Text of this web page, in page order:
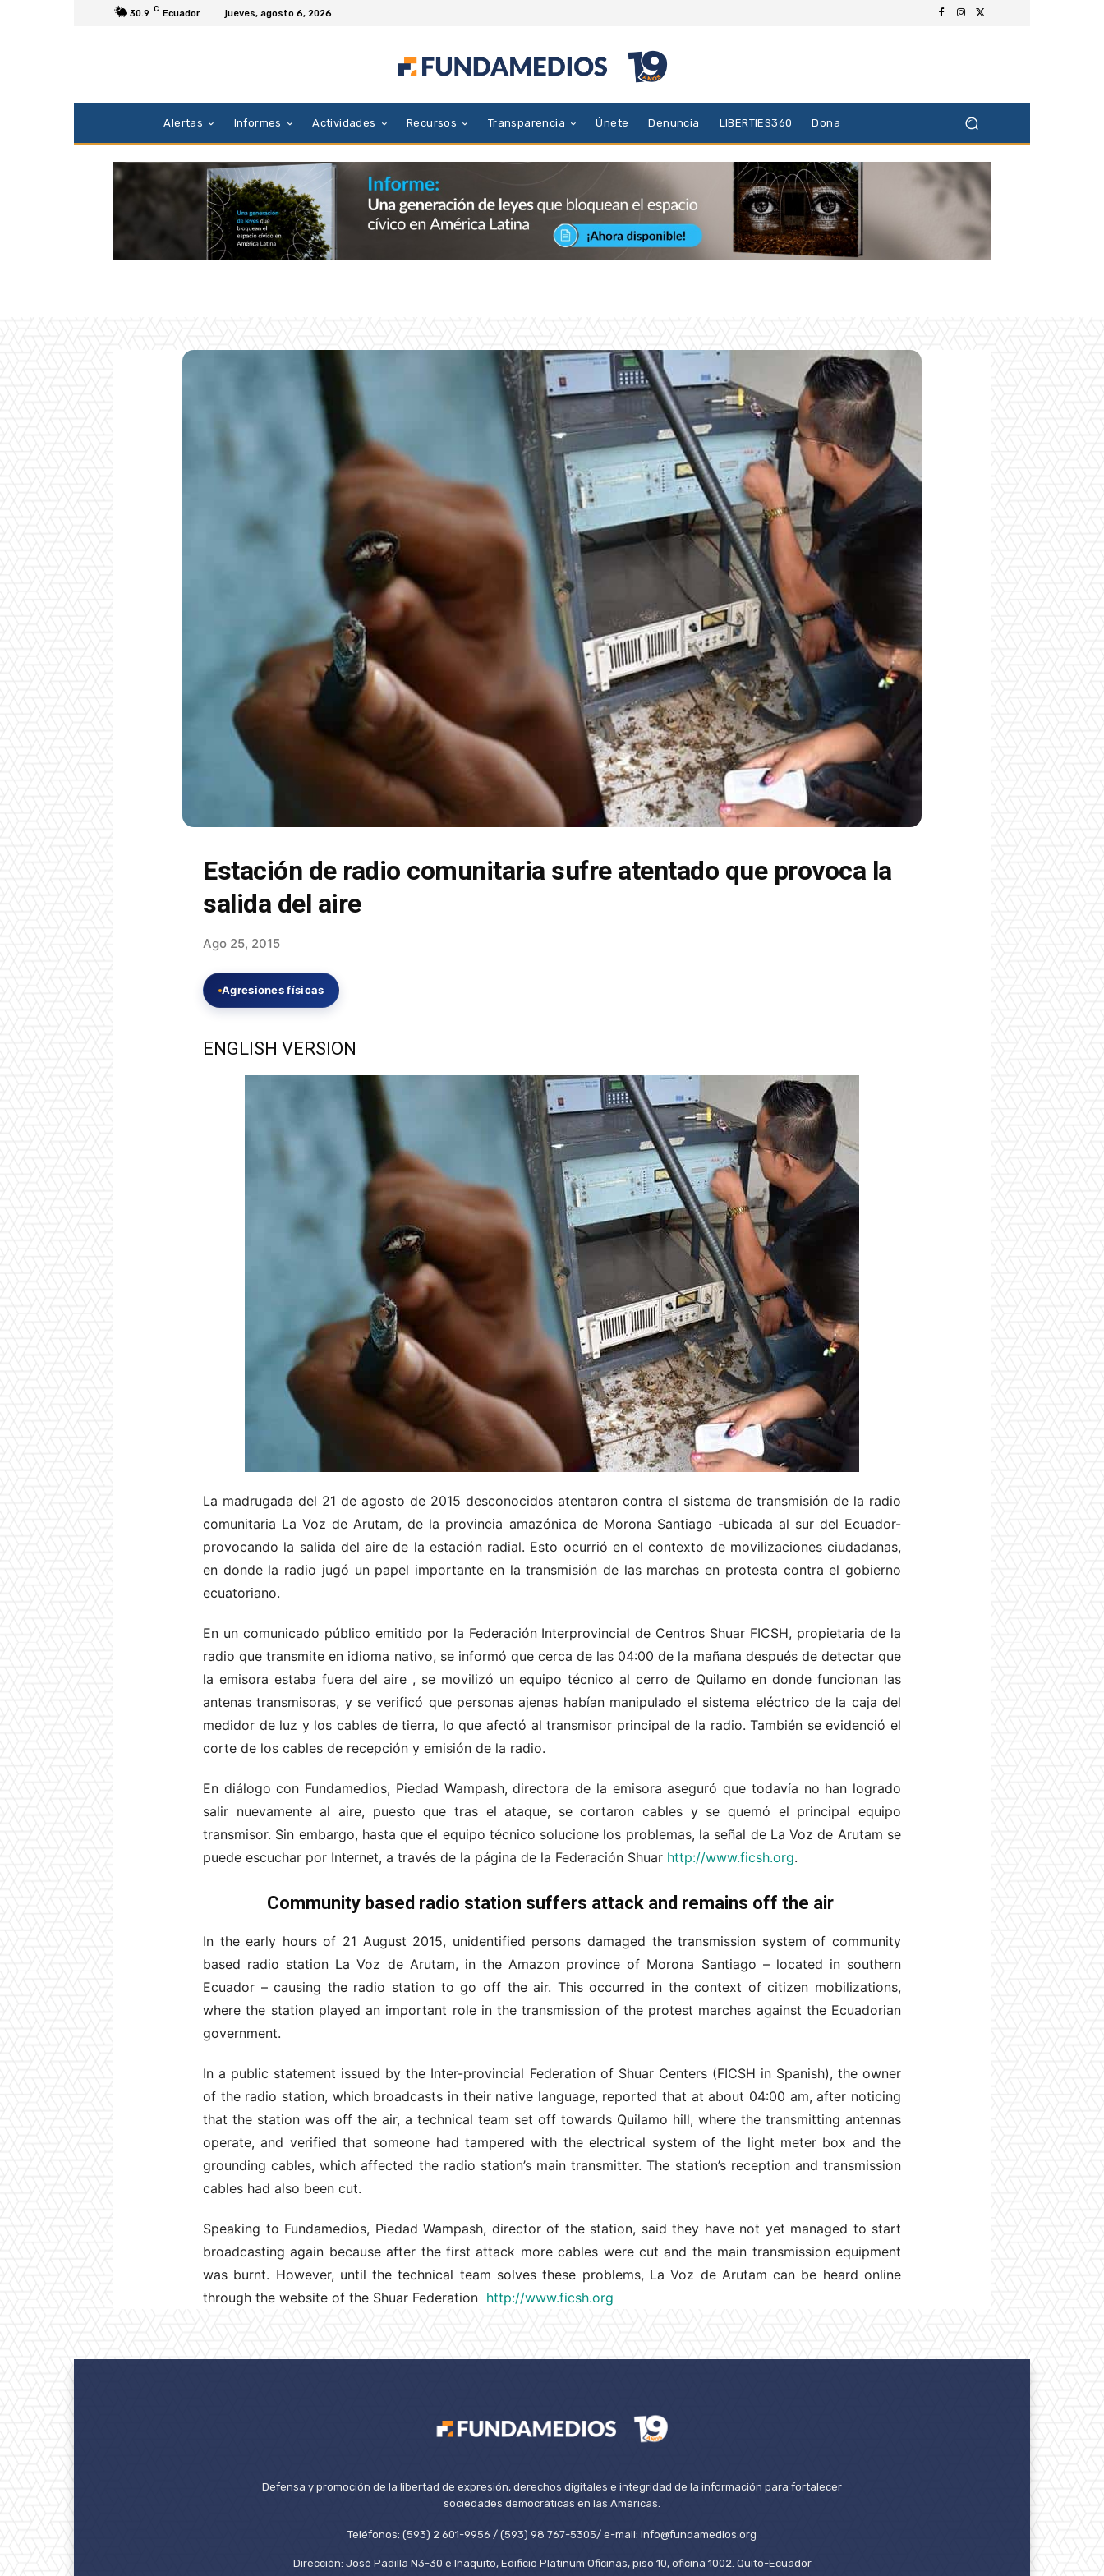
30.9 C Ecuador jueves, agosto 6, 2026
Alertas Informes Actividades Recursos Transparencia Únete Denuncia LIBERTIES360 Dona
Estación de radio comunitaria sufre atentado que provoca la
salida del aire
Ago 25, 2015
Agresiones físicas
ENGLISH VERSION
La madrugada del 21 de agosto de 2015 desconocidos atentaron contra el sistema de transmisión de la radio
comunitaria La Voz de Arutam, de la provincia amazónica de Morona Santiago -ubicada al sur del Ecuador-
provocando la salida del aire de la estación radial. Esto ocurrió en el contexto de movilizaciones ciudadanas,
en donde la radio jugó un papel importante en la transmisión de las marchas en protesta contra el gobierno
ecuatoriano.
En un comunicado público emitido por la Federación Interprovincial de Centros Shuar FICSH, propietaria de la
radio que transmite en idioma nativo, se informó que cerca de las 04:00 de la mañana después de detectar que
la emisora estaba fuera del aire , se movilizó un equipo técnico al cerro de Quilamo en donde funcionan las
antenas transmisoras, y se verificó que personas ajenas habían manipulado el sistema eléctrico de la caja del
medidor de luz y los cables de tierra, lo que afectó al transmisor principal de la radio. También se evidenció el
corte de los cables de recepción y emisión de la radio.
En diálogo con Fundamedios, Piedad Wampash, directora de la emisora aseguró que todavía no han logrado
salir nuevamente al aire, puesto que tras el ataque, se cortaron cables y se quemó el principal equipo
transmisor. Sin embargo, hasta que el equipo técnico solucione los problemas, la señal de La Voz de Arutam se
puede escuchar por Internet, a través de la página de la Federación Shuar http://www.ficsh.org.
Community based radio station suffers attack and remains off the air
In the early hours of 21 August 2015, unidentified persons damaged the transmission system of community
based radio station La Voz de Arutam, in the Amazon province of Morona Santiago – located in southern
Ecuador – causing the radio station to go off the air. This occurred in the context of citizen mobilizations,
where the station played an important role in the transmission of the protest marches against the Ecuadorian
government.
In a public statement issued by the Inter-provincial Federation of Shuar Centers (FICSH in Spanish), the owner
of the radio station, which broadcasts in their native language, reported that at about 04:00 am, after noticing
that the station was off the air, a technical team set off towards Quilamo hill, where the transmitting antennas
operate, and verified that someone had tampered with the electrical system of the light meter box and the
grounding cables, which affected the radio station’s main transmitter. The station’s reception and transmission
cables had also been cut.
Speaking to Fundamedios, Piedad Wampash, director of the station, said they have not yet managed to start
broadcasting again because after the first attack more cables were cut and the main transmission equipment
was burnt. However, until the technical team solves these problems, La Voz de Arutam can be heard online
through the website of the Shuar Federation http://www.ficsh.org
Defensa y promoción de la libertad de expresión, derechos digitales e integridad de la información para fortalecer
sociedades democráticas en las Américas.
Teléfonos: (593) 2 601-9956 / (593) 98 767-5305/ e-mail: info@fundamedios.org
Dirección: José Padilla N3-30 e Iñaquito, Edificio Platinum Oficinas, piso 10, oficina 1002. Quito-Ecuador